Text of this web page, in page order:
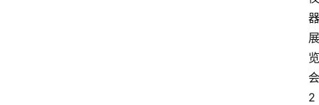
器
展
览
会
2